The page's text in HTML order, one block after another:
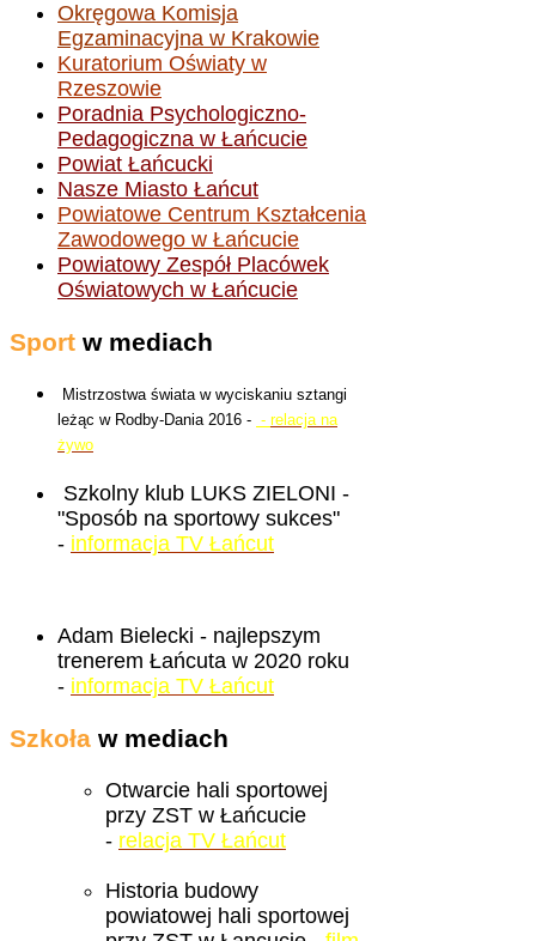
Okręgowa Komisja
Egzaminacyjna w Krakowie
Kuratorium Oświaty w
Rzeszowie
Poradnia Psychologiczno-
Pedagogiczna w Łańcucie
Powiat Łańcucki
Nasze Miasto Łańcut
Powiatowe Centrum Kształcenia
Zawodowego w Łańcucie
Powiatowy Zespół Placówek
Oświatowych w Łańcucie
Sport w mediach
Mistrzostwa świata w wyciskaniu sztangi
leżąc w Rodby-Dania 2016 - - relacja na
żywo
Szkolny klub LUKS ZIELONI -
"Sposób na sportowy sukces"
- informacja TV Łańcut
Adam Bielecki - najlepszym
trenerem Łańcuta w 2020 roku
- informacja TV Łańcut
Szkoła w mediach
Otwarcie hali sportowej
przy ZST w Łańcucie
- relacja TV Łańcut
Historia budowy
powiatowej hali sportowej